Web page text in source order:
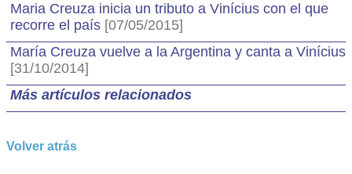
Maria Creuza inicia un tributo a Vinícius con el que
recorre el país [07/05/2015]
María Creuza vuelve a la Argentina y canta a Vinícius
[31/10/2014]
Más artículos relacionados
Volver atrás